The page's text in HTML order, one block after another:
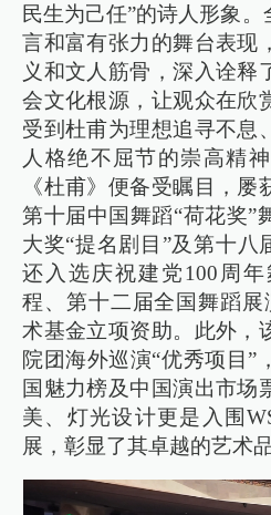
民生为己任”的诗人形象
言和富有张力的舞台表现
义和文人筋骨，深入诠释
会文化根源，让观众在欣
受到杜甫为理想追寻不息
人格绝不屈节的崇高精
《杜甫》便备受瞩目，
第十届中国舞蹈“荷花奖”
大奖“提名剧目”及第十八
还入选庆祝建党100周
程、第十二届全国舞蹈
术基金立项资助。此外，
院团海外巡演“优秀项目”
国魅力榜及中国演出市场
美、灯光设计更是入围
展，彰显了其卓越的艺术